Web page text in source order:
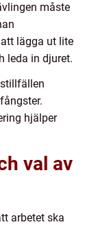
måste
lägga ut lite
leda in djuret.
hjälper
val av
arbetet ska